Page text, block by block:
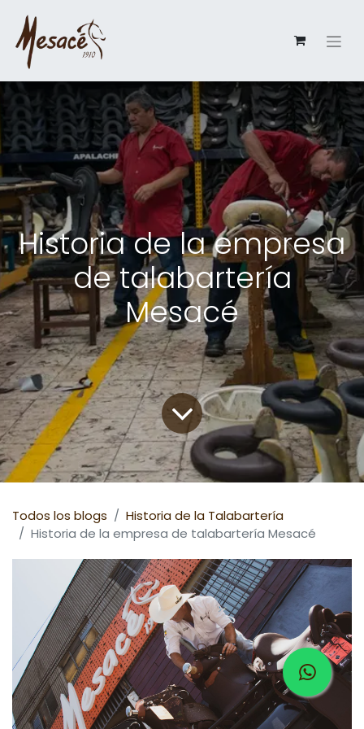
Historia de la empresa
de talabartería
Mesacé
Todos los blogs
Historia de la Talabartería
Historia de la empresa de talabartería Mesacé